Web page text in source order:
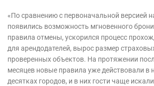
«По сравнению с первоначальной версией
появились возможность мгновенного
правила отмены, ускорился процесс
для арендодателей, вырос размер
проверенных объектов. На протяжении
месяцев новые правила уже действовали в
десятках городов, и в них гости чаще